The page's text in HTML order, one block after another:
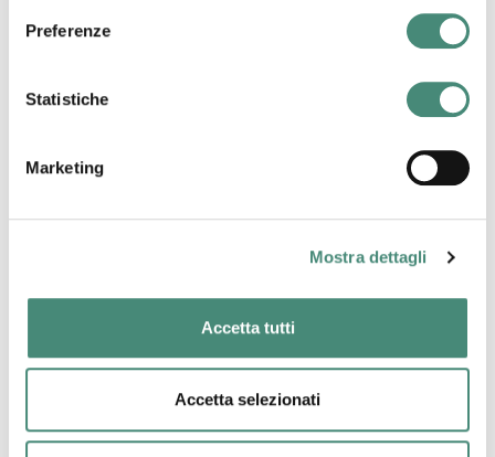
Preferenze
Statistiche
Marketing
Mostra dettagli
Accetta tutti
Accetta selezionati
18/07/2022
oggi
Alice Palumbo